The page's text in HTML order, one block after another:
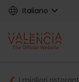
Skip
content
Italiano
Main